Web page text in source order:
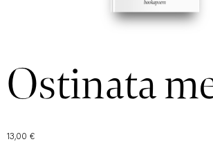
Ostinata
13,00 €